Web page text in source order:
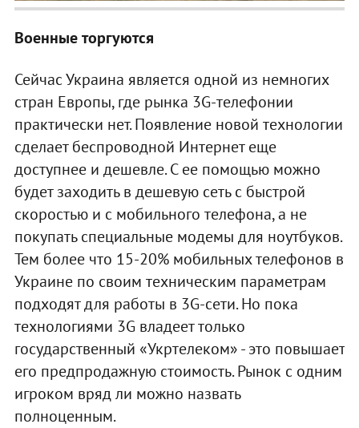
Военные торгуются
Сейчас Украина является одной из немногих
стран Европы, где рынка 3G-телефонии
практически нет. Появление новой технологии
сделает беспроводной Интернет еще
доступнее и дешевле. С ее помощью можно
будет заходить в дешевую сеть с быстрой
скоростью и с мобильного телефона, а не
покупать специальные модемы для ноутбуков.
Тем более что 15-20% мобильных телефонов в
Украине по своим техническим параметрам
подходят для работы в 3G-сети. Но пока
технологиями 3G владеет только
государственный «Укртелеком» - это повышает
его предпродажную стоимость. Рынок с одним
игроком вряд ли можно назвать
полноценным.